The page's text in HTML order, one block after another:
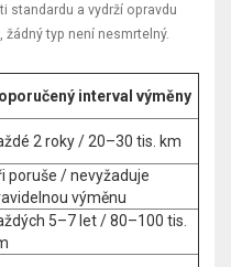
standardu a vydrží opravdu
typ není nesmrtelný.
interval výměny
2 roky / 20–30 tis. km
poruše / nevyžaduje
výměnu
5–7 let / 80–100 tis.